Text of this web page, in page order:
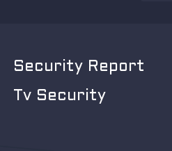
Security Report
Tv Security